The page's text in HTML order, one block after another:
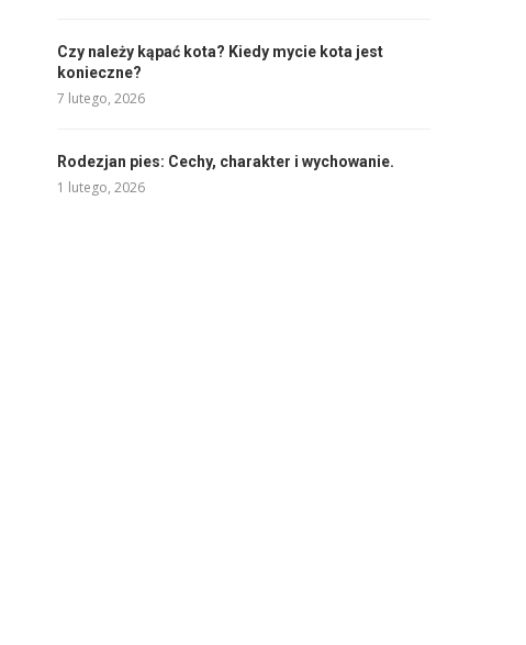
Czy należy kąpać kota? Kiedy mycie kota jest
konieczne?
7 lutego, 2026
Rodezjan pies: Cechy, charakter i wychowanie.
1 lutego, 2026